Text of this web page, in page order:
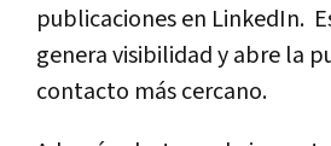
publicaciones en LinkedIn.
genera visibilidad y abre la
contacto más cercano.